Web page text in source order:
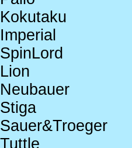
Kokutaku
Imperial
SpinLord
Lion
Neubauer
Stiga
Sauer&Troeger
Tuttle